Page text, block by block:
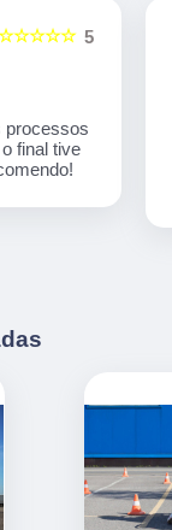
5
processos
final tive